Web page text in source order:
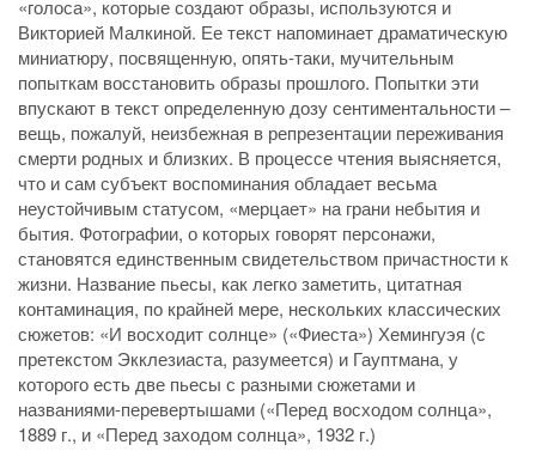
«голоса», которые создают образы, используются и
Викторией Малкиной. Ее текст напоминает драматическую
миниатюру, посвященную, опять-таки, мучительным
попыткам восстановить образы прошлого. Попытки эти
впускают в текст определенную дозу сентиментальности –
вещь, пожалуй, неизбежная в репрезентации переживания
смерти родных и близких. В процессе чтения выясняется,
что и сам субъект воспоминания обладает весьма
неустойчивым статусом, «мерцает» на грани небытия и
бытия. Фотографии, о которых говорят персонажи,
становятся единственным свидетельством причастности к
жизни. Название пьесы, как легко заметить, цитатная
контаминация, по крайней мере, нескольких классических
сюжетов: «И восходит солнце» («Фиеста») Хемингуэя (с
претекстом Экклезиаста, разумеется) и Гауптмана, у
которого есть две пьесы с разными сюжетами и
названиями-перевертышами («Перед восходом солнца»,
1889 г., и «Перед заходом солнца», 1932 г.)